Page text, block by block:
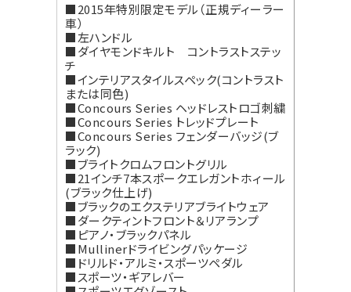
■2015年特別限定モデル（正規ディーラー
車）
■左ハンドル
■ダイヤモンドキルト コントラストステッ
チ
■インテリアスタイルスペック(コントラスト
または同色)
■Concours Series ヘッドレストロゴ刺繍
■Concours Series トレッドプレート
■Concours Series フェンダーバッジ(ブ
ラック)
■ブライトクロムフロントグリル
■21インチ7本スポークエレガントホィール
(ブラック仕上げ)
■ブラックのエクステリアブライトウェア
■ダークティントフロント＆リアランプ
■ピアノ・ブラックパネル
■Mullinerドライビングパッケージ
■ドリルド・アルミ・スポーツペダル
■スポーツ・ギアレバー